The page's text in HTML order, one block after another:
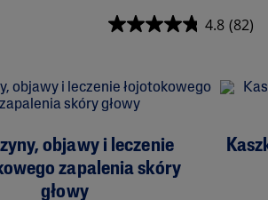
4.8 (82)
objawy i leczenie
zapalenia skóry
głowy